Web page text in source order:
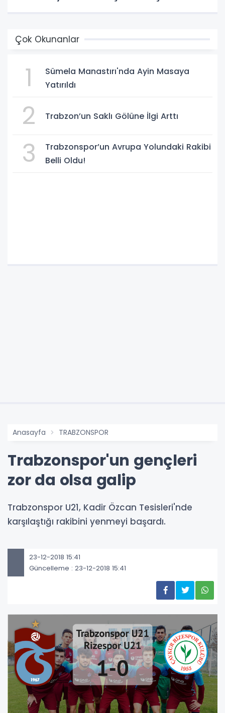
Çok Okunanlar
1
Sümela Manastırı'nda Ayin Masaya
Yatırıldı
2 Trabzon’un Saklı Gölüne İlgi Arttı
3
Trabzonspor’un Avrupa Yolundaki Rakibi
Belli Oldu!
Anasayfa TRABZONSPOR
Trabzonspor'un gençleri
zor da olsa galip
Trabzonspor U21, Kadir Özcan Tesisleri'nde
karşılaştığı rakibini yenmeyi başardı.
23-12-2018 15:41
Güncelleme : 23-12-2018 15:41